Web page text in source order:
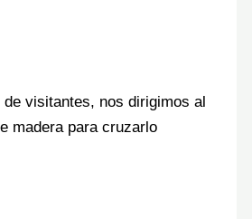
de visitantes, nos dirigimos al
madera para cruzarlo